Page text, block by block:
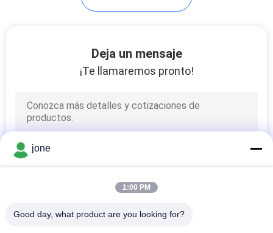
Metro de oxígeno
metro digital de
ORP
Deja un mensaje
¡Te llamaremos pronto!
jone
1:00 PM
Good day, what product are you looking for?